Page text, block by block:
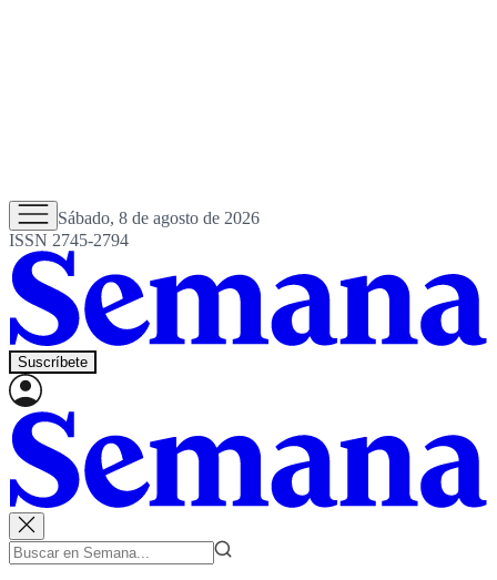
Sábado, 8 de agosto de 2026
ISSN 2745-2794
Suscríbete